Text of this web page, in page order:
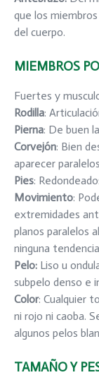
que los
del cuerpo.
MIEMBROS
Fuertes y
Rodilla:
Pierna: De buen
Corvejón: Bien
aparecer
Pies:
Movimiento:
extremidades
planos paralelos
ninguna
Pelo: Liso u
subpelo denso e
Color: Cualquier
ni rojo ni caoba.
algunos pelos
TAMAÑO Y